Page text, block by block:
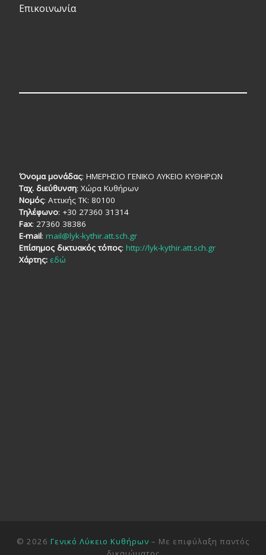
Επικοινωνία
Όνομα μονάδας: ΗΜΕΡΗΣΙΟ ΓΕΝΙΚΟ ΛΥΚΕΙΟ ΚΥΘΗΡΩΝ
Ταχ. διεύθυνση: Χώρα Κυθήρων
Νομός: Αττικής TK: 80100
Τηλέφωνο: +30 27360 31314
Fax: 27360 38386
E-mail: mail@lyk-kythir.att.sch.gr
Επίσημος δικτυακός τόπος: http://lyk-kythir.att.sch.gr
Χάρτης: εδώ
© 2026 Γενικό Λύκειο Κυθήρων – Με επιφύλαξη παντός